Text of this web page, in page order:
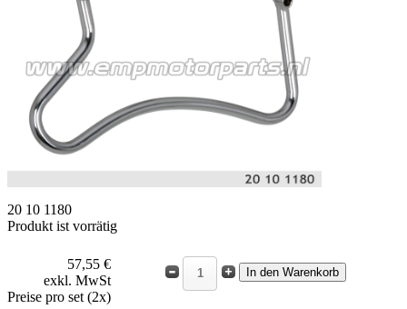
20 10 1180
Produkt ist vorrätig
57,55 €
exkl. MwSt
Preise pro set (2x)